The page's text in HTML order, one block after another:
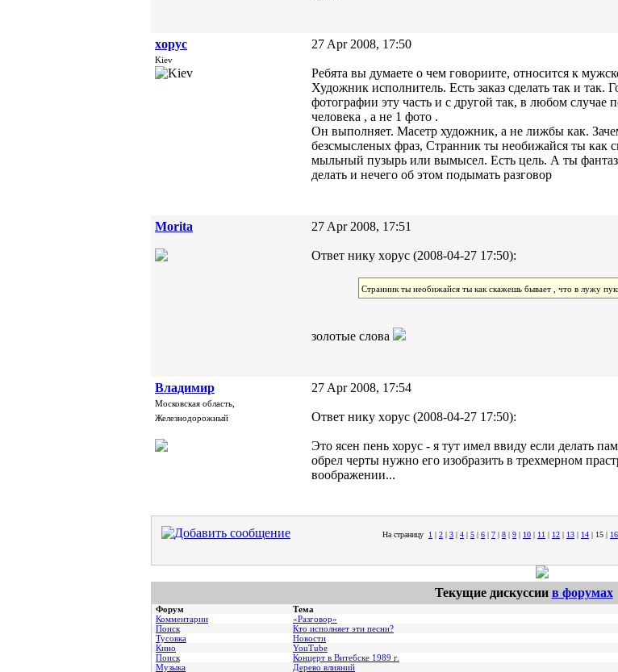
xopyc
Kiev
27 Apr 2008, 17:50
Ребята вы думаете о чем говориите, относится к
Художник исполнитель. Есть заказ сделать так и так.
фотографии эту часть и с другой так, в любом случае
человека , а не 1 фото .
Он выполняет. Масетр художник, а не лижбы как.
безсмысленых фраз, Странник ты необижайся ты
мыльный пузырь или вымысел. Есть цель. А ты
делать и нечего об этом подымать разговор
Morita 27 Apr 2008, 17:51
Ответ нику xopyc (2008-04-27 17:50):
Странник ты необижайся ты как скажешь бывает , что в лужу
золотые слова
Владимир
Московская область,
Железнодорожный
27 Apr 2008, 17:54
Ответ нику xopyc (2008-04-27 17:50):
Это ясен пень хорус - я тут имел ввиду если делать
обрел черты нужно его изобразить в трехмерном
воображении...
На страницу 1 | 2 | 3 | 4 | 5 | 6 | 7 | 8 | 9 | 10 | 11 | 12 | 13 | 14 | 15 | 16
Текущие дискуссии в форумах
Форум Тема
Комментарии
«Разговор»
Поиск
Кто исполняет эти песни?
Тусовка
Новости
Кино
YouTube
Поиск
Концерт в Витебске 1989 г.
Музыка
Дерево влияний